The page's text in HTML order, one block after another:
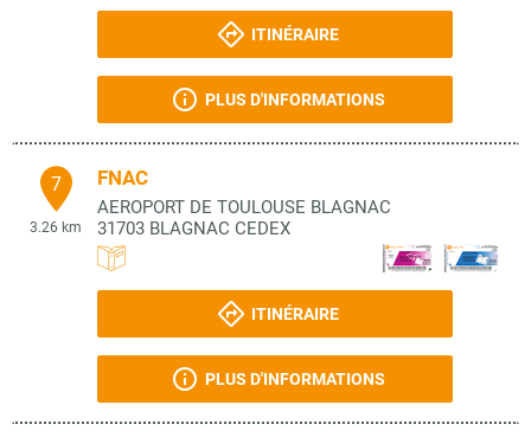
ITINÉRAIRE
PLUS D'INFORMATIONS
7
3.26 km
FNAC
AEROPORT DE TOULOUSE BLAGNAC
31703 BLAGNAC CEDEX
ITINÉRAIRE
PLUS D'INFORMATIONS